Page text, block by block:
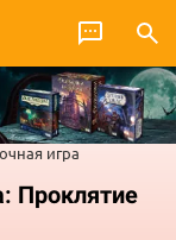
игра
Проклятие